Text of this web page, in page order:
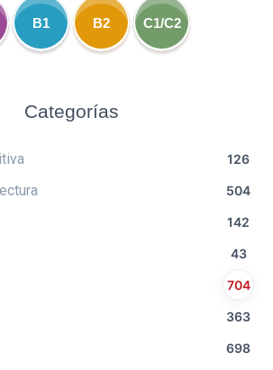
B1 B2 C1/C2
Categorías
126
504
142
43
704
363
698